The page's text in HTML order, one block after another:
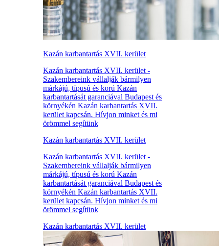
Kazán karbantartás XVII. kerület
Kazán karbantartás XVII. kerület -
Szakembereink vállalják bármilyen
márkájú, típusú és korú Kazán
karbantartását garanciával Budapest és
környékén Kazán karbantartás XVII.
kerület kapcsán. Hívjon minket és mi
örömmel segítünk
Kazán karbantartás XVII. kerület
Kazán karbantartás XVII. kerület -
Szakembereink vállalják bármilyen
márkájú, típusú és korú Kazán
karbantartását garanciával Budapest és
környékén Kazán karbantartás XVII.
kerület kapcsán. Hívjon minket és mi
örömmel segítünk
Kazán karbantartás XVII. kerület